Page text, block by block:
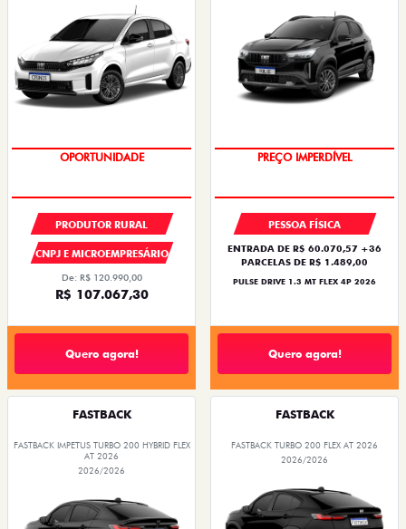
OPORTUNIDADE
PRODUTOR RURAL
CNPJ E MICROEMPRESÁRIO
De: R$ 120.990,00
R$ 107.067,30
Quero agora!
OPORTUNIDADE
PESSOA FÍSICA
ENTRADA DE R$ 60.070,57 +36
PARCELAS DE R$ 1.489,00
PULSE DRIVE 1.3 MT FLEX 4P 2026
Quero agora!
FASTBACK
FASTBACK IMPETUS TURBO 200 HYBRID FLEX
AT 2026
2026/2026
FASTBACK
FASTBACK TURBO 200 FLEX AT 2026
2026/2026